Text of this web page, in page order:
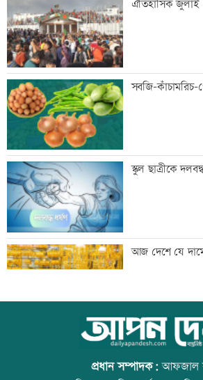
আটক
গুরুত্বপূর্ণ
সতর্ক করল পুলিশ
নিরাপত্তা পেলে
সাকিবের দেশে
প্রতিমন্ত্রী
শিল্পকলায়
ঐতিহাসিক
সবজি-কাঁচামরিচ-
স্কুল ছাত্রীকে
আজ দেশে যে দামে
আজ বিশ্ব বন্ধু
প্রধান সম্পাদক:আফজাল